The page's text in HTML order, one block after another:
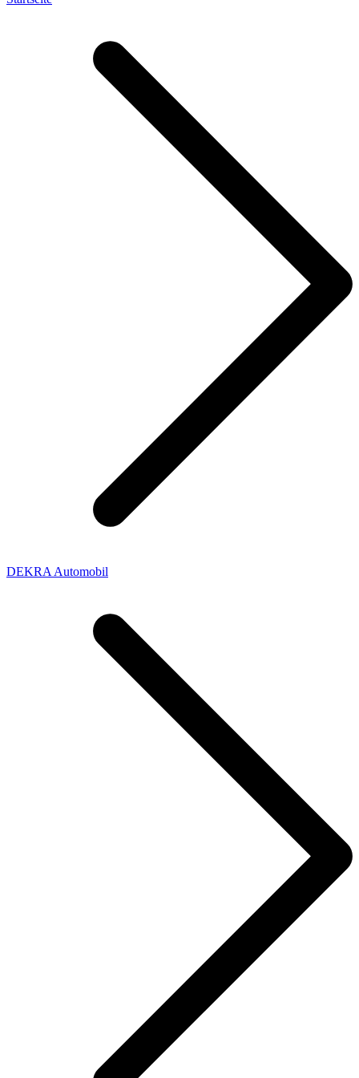
DEKRA Automobil